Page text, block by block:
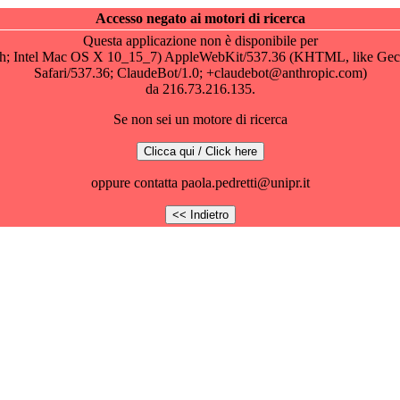
Accesso negato ai motori di ricerca
Questa applicazione non è disponibile per
Intel Mac OS X 10_15_7) AppleWebKit/537.36 (KHTML, like
Safari/537.36; ClaudeBot/1.0; +claudebot@anthropic.com)
da 216.73.216.135.
Se non sei un motore di ricerca
oppure contatta paola.pedretti@unipr.it